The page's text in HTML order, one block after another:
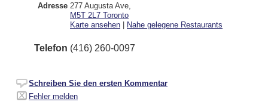
Adresse 277 Augusta Ave
M5T 2L7 Toronto
Karte ansehen | Nahe gelegene Restaurants
Telefon (416) 260-0097
Schreiben Sie den ersten Kommentar
Fehler melden